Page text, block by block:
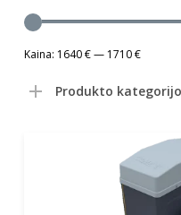
Kaina: 1640 €— 1710 €
Produkto